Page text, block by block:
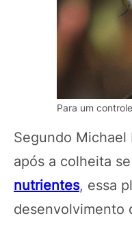
Para um
Segundo Michael
após a colheita
nutrientes, essa
desenvolvimento